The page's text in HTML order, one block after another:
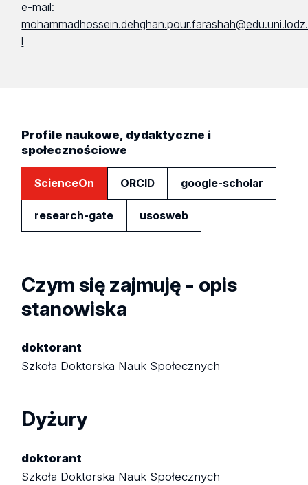
e-mail:
Profile naukowe, dydaktyczne i
społecznościowe
ScienceOn ORCID google-scholar
research-gate usosweb
Czym się zajmuję - opis
stanowiska
doktorant
Szkoła Doktorska Nauk Społecznych
Dyżury
doktorant
Szkoła Doktorska Nauk Społecznych